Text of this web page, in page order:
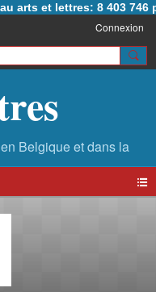
arts et lettres: 8 403 746
Connexion